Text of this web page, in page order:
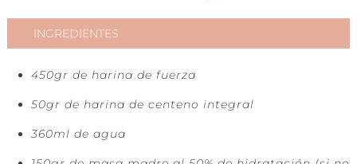
INGREDIENTES
450gr de harina de fuerza
50gr de harina de centeno integral
360ml de agua